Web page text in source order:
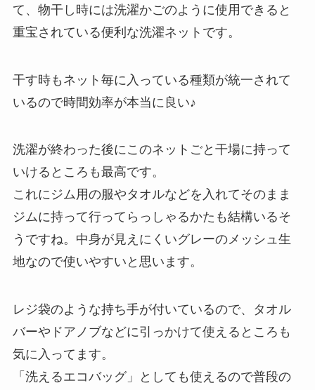
て、物干し時には洗濯かごのように使用できると
重宝されている便利な洗濯ネットです。
干す時もネット毎に入っている種類が統一されて
いるので時間効率が本当に良い♪
洗濯が終わった後にこのネットごと干場に持って
いけるところも最高です。
これにジム用の服やタオルなどを入れてそのまま
ジムに持って行ってらっしゃるかたも結構いるそ
うですね。中身が見えにくいグレーのメッシュ生
地なので使いやすいと思います。
レジ袋のような持ち手が付いているので、タオル
バーやドアノブなどに引っかけて使えるところも
気に入ってます。
「洗えるエコバッグ」としても使えるので普段の